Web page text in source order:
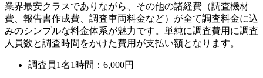
業界最安クラスでありながら、その他の諸経費（調査機材
費、報告書作成費、調査車両料金など）が全て調査料金に込
みのシンプルな料金体系が魅力です。単純に調査費用に調査
人員数と調査時間をかけた費用が支払い額となります。
調査員1名1時間： 6,000円